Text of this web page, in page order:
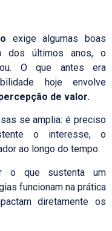
exige algumas boas
dos últimos anos, o
O que antes era
hoje envolve
de valor.
se amplia: é preciso
o interesse, o
ao longo do tempo.
o que sustenta um
funcionam na prática
diretamente os